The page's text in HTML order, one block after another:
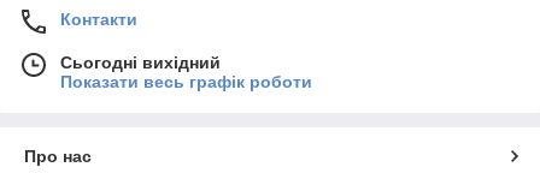
Контакти
Сьогодні вихідний
Показати весь графік роботи
Про нас